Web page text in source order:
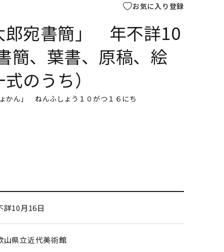
お気に入り登録
郎宛書簡」 年不詳10
簡、葉書、原稿、絵
のうち）
かん」 ねんふしょう１０がつ１６にち
詳10月16日
山県立近代美術館